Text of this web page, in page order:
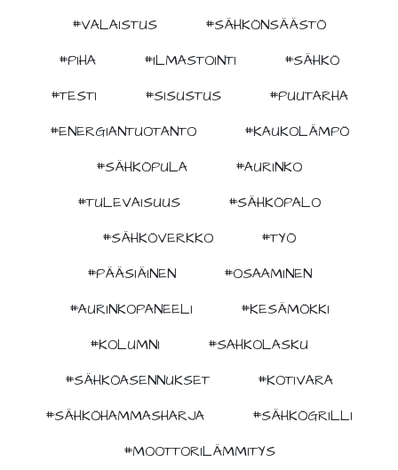
#VALAISTUS
#SÄHKÖNSÄÄSTÖ
#PIHA
#ILMASTOINTI
#SÄHKÖ
#TESTI
#SISUSTUS
#PUUTARHA
#ENERGIANTUOTANTO
#KAUKOLÄMPÖ
#SÄHKÖPULA
#AURINKO
#TULEVAISUUS
#SÄHKÖPALO
#SÄHKÖVERKKO
#TYÖ
#PÄÄSIÄINEN
#OSAAMINEN
#AURINKOPANEELI
#KESÄMÖKKI
#KOLUMNI
#SAHKOLASKU
#SÄHKÖASENNUKSET
#KOTIVARA
#SÄHKÖHAMMASHARJA
#SÄHKÖGRILLI
#MOOTTORILÄMMITYS